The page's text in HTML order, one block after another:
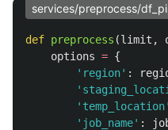
services/preprocess/
def preprocess (limit ,
options = {
' region' :
'
' temp_location'
' job_name' :